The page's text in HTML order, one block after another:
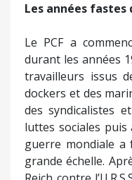
Les années fastes
Le PCF a
durant les années
travailleurs issus
dockers et des
des syndicalistes
luttes sociales puis
guerre mondiale a
grande échelle.